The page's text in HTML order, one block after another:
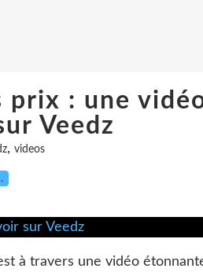
prix : une
Veedz
, videos
à travers une vidéo